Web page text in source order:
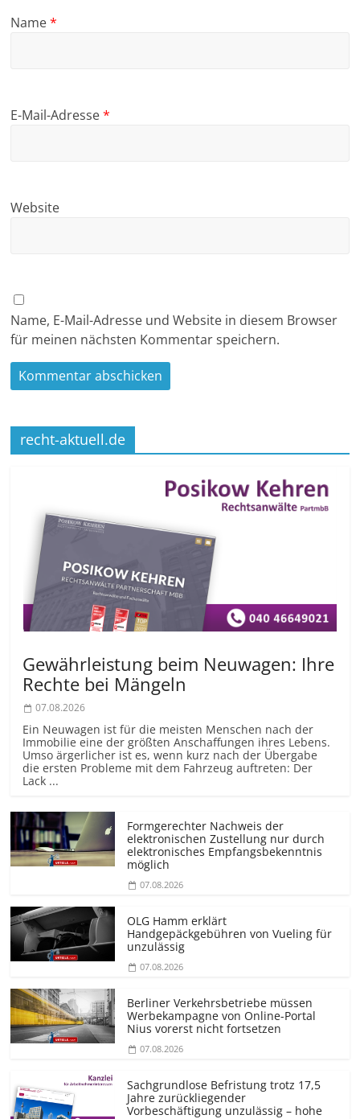
Name*
E-Mail-Adresse*
Website
Name, E-Mail-Adresse und Website in diesem Browser
für meinen nächsten Kommentar speichern.
recht-aktuell.de
Gewährleistung beim Neuwagen: Ihre
Rechte bei Mängeln
07.08.2026
Ein Neuwagen ist für die meisten Menschen nach der
Immobilie eine der größten Anschaffungen ihres Lebens.
Umso ärgerlicher ist es, wenn kurz nach der Übergabe
die ersten Probleme mit dem Fahrzeug auftreten: Der
Lack ...
Formgerechter Nachweis der
elektronischen Zustellung nur durch
elektronisches Empfangsbekenntnis
möglich
07.08.2026
OLG Hamm erklärt
Handgepäckgebühren von Vueling für
unzulässig
07.08.2026
Berliner Verkehrsbetriebe müssen
Werbekampagne von Online-Portal
Nius vorerst nicht fortsetzen
07.08.2026
Sachgrundlose Befristung trotz 17,5
Jahre zurückliegender
Vorbeschäftigung unzulässig – hohe